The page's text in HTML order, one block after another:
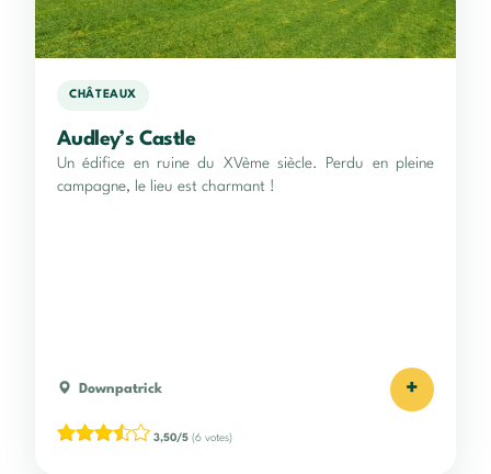
CHÂTEAUX
Audley’s Castle
Un édifice en ruine du XVème siècle. Perdu en pleine
campagne, le lieu est charmant !
Downpatrick +
3,50/5 (6 votes)